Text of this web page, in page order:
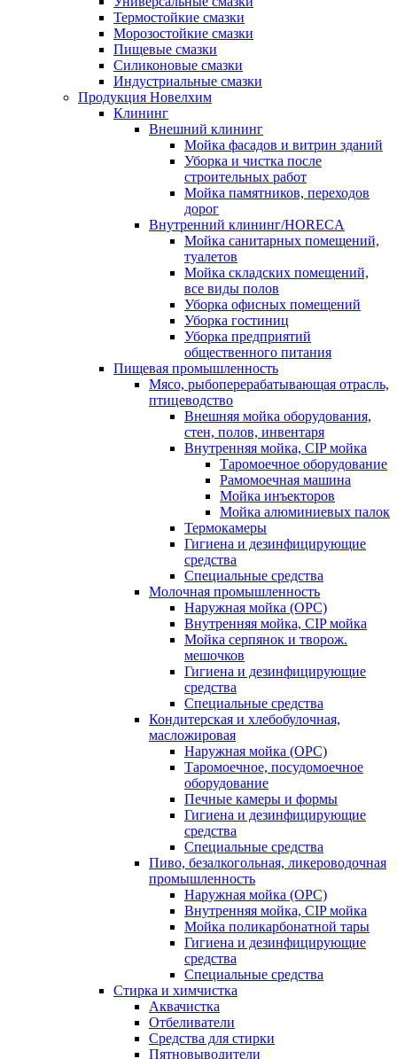
Термостойкие смазки
Морозостойкие смазки
Пищевые смазки
Силиконовые смазки
Индустриальные смазки
Продукция Новелхим
Клининг
Внешний клининг
Мойка фасадов и витрин зданий
Уборка и чистка после
строительных работ
Мойка памятников, переходов
дорог
Внутренний клининг/HORECA
Мойка санитарных помещений,
туалетов
Мойка складских помещений,
все виды полов
Уборка офисных помещений
Уборка гостиниц
Уборка предприятий
общественного питания
Пищевая промышленность
Мясо, рыбоперерабатывающая отрасль,
птицеводство
Внешняя мойка оборудования,
стен, полов, инвентаря
Внутренняя мойка, CIP мойка
Таромоечное оборудование
Рамомоечная машина
Мойка инъекторов
Мойка алюминиевых палок
Термокамеры
Гигиена и дезинфицирующие
средства
Специальные средства
Молочная промышленность
Наружная мойка (ОРС)
Внутренняя мойка, CIP мойка
Мойка серпянок и творож.
мешочков
Гигиена и дезинфицирующие
средства
Специальные средства
Кондитерская и хлебобулочная,
масложировая
Наружная мойка (ОРС)
Таромоечное, посудомоечное
оборудование
Печные камеры и формы
Гигиена и дезинфицирующие
средства
Специальные средства
Пиво, безалкогольная, ликероводочная
промышленность
Наружная мойка (ОРС)
Внутренняя мойка, CIP мойка
Мойка поликарбонатной тары
Гигиена и дезинфицирующие
средства
Специальные средства
Стирка и химчистка
Аквачистка
Отбеливатели
Средства для стирки
Пятновыводители